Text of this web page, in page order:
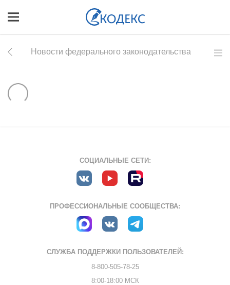
Новости федерального законодательства
СОЦИАЛЬНЫЕ СЕТИ:
ПРОФЕССИОНАЛЬНЫЕ СООБЩЕСТВА:
СЛУЖБА ПОДДЕРЖКИ ПОЛЬЗОВАТЕЛЕЙ:
8-800-505-78-25
8:00-18:00 МСК